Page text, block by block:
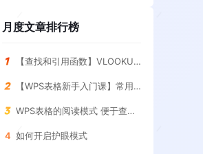
月度文章排行榜
【查找和引用函数】VLOOKUP函数 查询指定条件的结果
【WPS表格新手入门课】常用求和函数 SUM函数
WPS表格的阅读模式 便于查找表格
4 如何开启护眼模式